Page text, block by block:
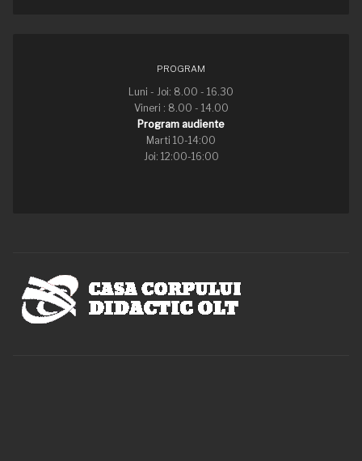
PROGRAM
Luni - Joi: 8.00 - 16.30
Vineri : 8.00 - 14.00
Program audiente
Marti 10-14:00
Joi: 12:00-16:00